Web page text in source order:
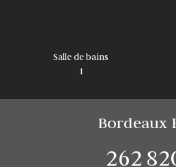
Salle de bains
1
Bordeaux
262